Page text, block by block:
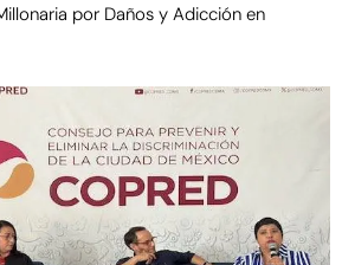
por Daños y Adicción en